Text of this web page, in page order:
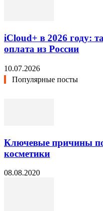
iCloud+ в 2026 году:
оплата из России
10.07.2026
Популярные посты
Ключевые причины
косметики
08.08.2020